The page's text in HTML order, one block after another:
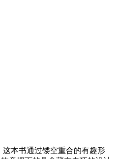
本书通过镂空重合的有趣形